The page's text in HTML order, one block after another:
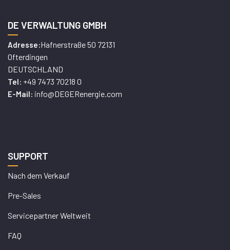
DE VERWALTUNG GMBH
Adresse:Hafnerstraße 50 72131
Ofterdingen
DEUTSCHLAND
Tel: +49 7473 70218 0
E-Mail: info@DEGERenergie.com
SUPPORT
Nach dem Verkauf
Pre-Sales
Servicepartner Weltweit
FAQ